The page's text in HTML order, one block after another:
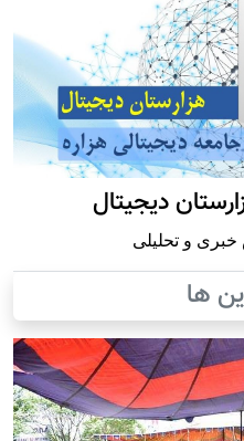
دیجیتال
و تحلیلی
ها